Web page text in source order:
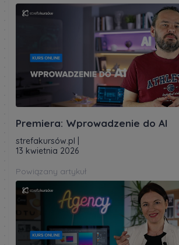
Premiera: Wprowadzenie do AI
strefakursów.pl
13 kwietnia 2026
Powiązany artykuł